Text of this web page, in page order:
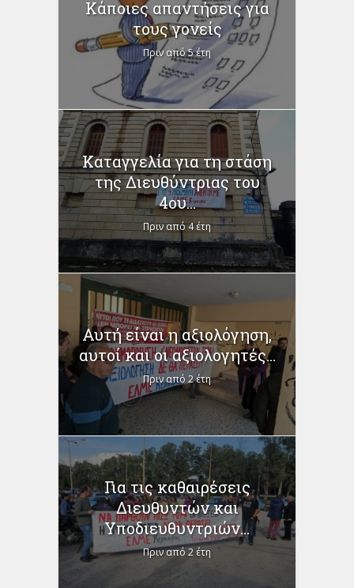
Κάποιες απαντήσεις για
τους γονείς
Πριν από 5 έτη
Καταγγελία για τη στάση
της Διευθύντριας του
4ου...
Πριν από 4 έτη
Αυτή είναι η αξιολόγηση,
αυτοί και οι αξιολογητές...
Πριν από 2 έτη
Για τις καθαιρέσεις
Διευθυντών και
Υποδιευθυντριών...
Πριν από 2 έτη